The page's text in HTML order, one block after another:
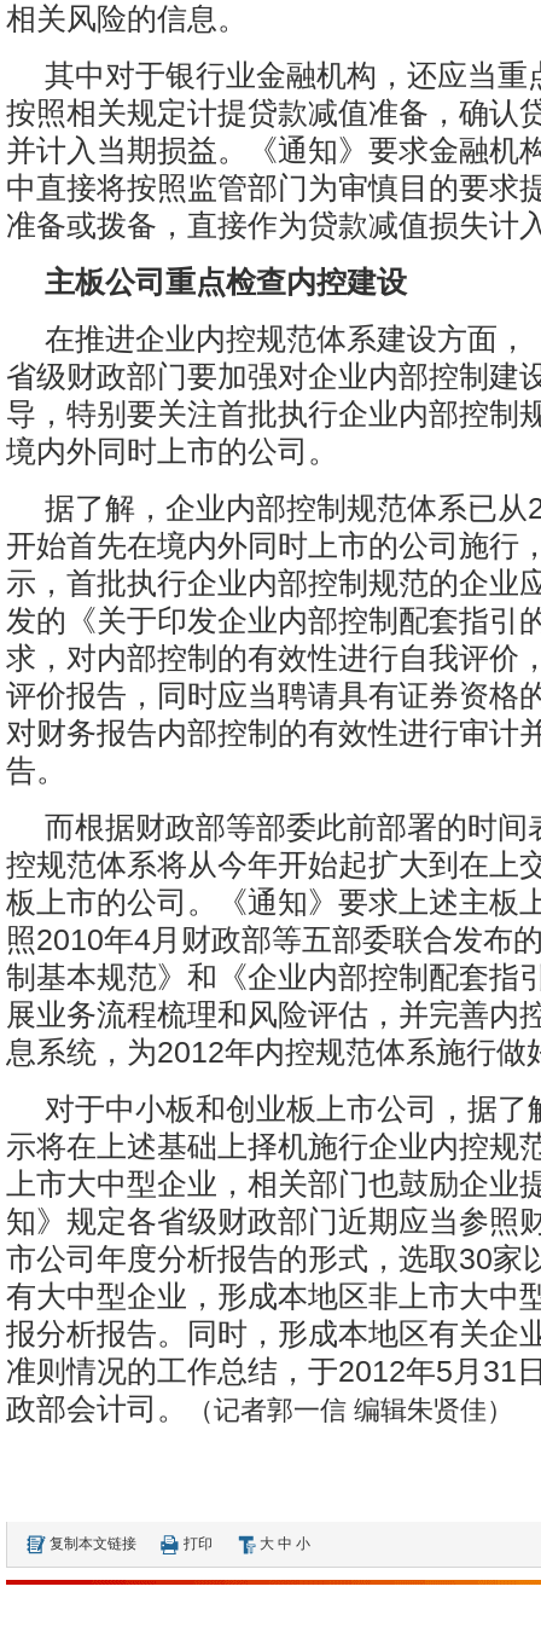
相关风险的信息。
其中对于银行业金融机构，还应当重
按照相关规定计提贷款减值准备，确认
并计入当期损益。《通知》要求金融机
中直接将按照监管部门为审慎目的要求
准备或拨备，直接作为贷款减值损失计
主板公司重点检查内控建设
在推进企业内控规范体系建设方面，
省级财政部门要加强对企业内部控制建
导，特别要关注首批执行企业内部控制
境内外同时上市的公司。
据了解，企业内部控制规范体系已从
开始首先在境内外同时上市的公司施行
示，首批执行企业内部控制规范的企业
发的《关于印发企业内部控制配套指引
求，对内部控制的有效性进行自我评价
评价报告，同时应当聘请具有证券资格
对财务报告内部控制的有效性进行审计
告。
而根据财政部等部委此前部署的时间
控规范体系将从今年开始起扩大到在上
板上市的公司。《通知》要求上述主板
照2010年4月财政部等五部委联合发布
制基本规范》和《企业内部控制配套指
展业务流程梳理和风险评估，并完善内
息系统，为2012年内控规范体系施行做
对于中小板和创业板上市公司，据了
示将在上述基础上择机施行企业内控规
上市大中型企业，相关部门也鼓励企业
知》规定各省级财政部门近期应当参照
市公司年度分析报告的形式，选取30家
有大中型企业，形成本地区非上市大中
报分析报告。同时，形成本地区有关企
准则情况的工作总结，于2012年5月31
政部会计司。
（记者郭一信 编辑朱贤佳）
复制本文链接 打印 大 中 小